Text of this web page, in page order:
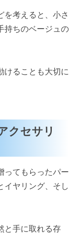
を考えると、小さ
持ちのベージュの
けることも大切に
クセサリ
ってもらったパー
イヤリング、そし
と手に取れる存